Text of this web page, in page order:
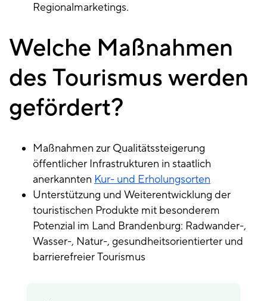
Regionalmarketings.
Welche Maßnahmen
des Tourismus werden
gefördert?
Maßnahmen zur Qualitätssteigerung
öffentlicher Infrastrukturen in staatlich
anerkannten Kur- und Erholungsorten
Unterstützung und Weiterentwicklung der
touristischen Produkte mit besonderem
Potenzial im Land Brandenburg: Radwander-,
Wasser-, Natur-, gesundheitsorientierter und
barrierefreier Tourismus